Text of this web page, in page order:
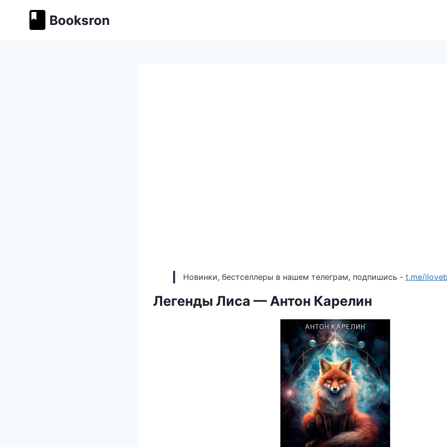
содержимому
Booksron
Новинки, бестселлеры в нашем телеграм, подпишись - t.me/
Легенды Лиса — Антон Карелин